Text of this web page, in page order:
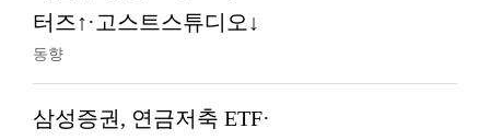
터즈↑·고스트스튜디오↓
동향
삼성증권, 연금저축 ETF·